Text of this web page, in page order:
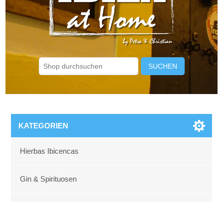
SUCHEN
KATEGORIEN
Hierbas Ibicencas
Gin & Spirituosen